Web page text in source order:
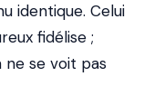
identique. Celui
fidélise ;
ne se voit pas